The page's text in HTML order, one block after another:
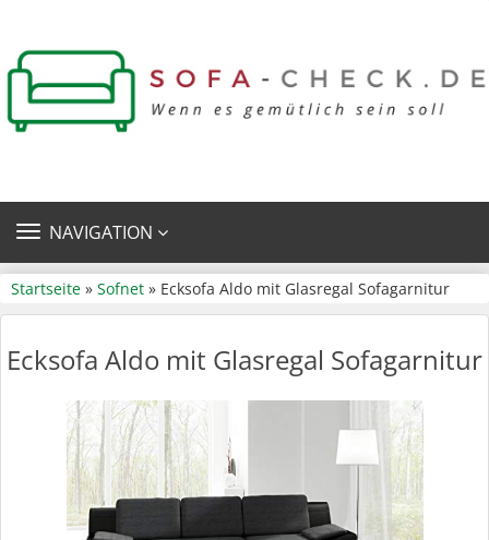
TOGGLE
NAVIGATION
Startseite » Sofnet » Ecksofa Aldo mit Glasregal Sofagarnitur
Ecksofa Aldo mit Glasregal Sofagarnitur